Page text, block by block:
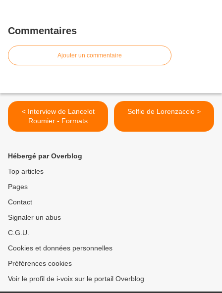
Commentaires
Ajouter un commentaire
< Interview de Lancelot
Roumier - Formats
Selfie de Lorenzaccio >
Hébergé par Overblog
Top articles
Pages
Contact
Signaler un abus
C.G.U.
Cookies et données personnelles
Préférences cookies
Voir le profil de i-voix sur le portail Overblog